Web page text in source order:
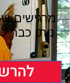
מרגישים
ניתן כבר